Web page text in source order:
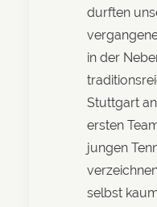
durften
in der
Stuttgart
ersten
jungen
selbst